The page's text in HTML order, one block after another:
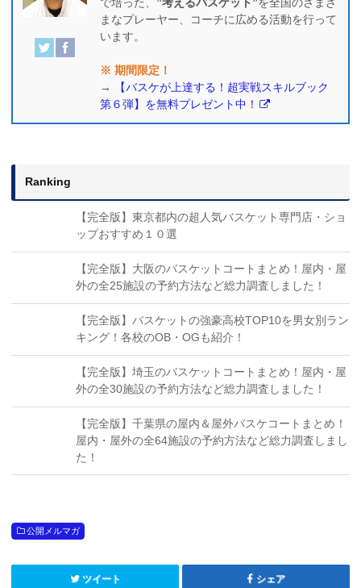
まなプレーヤー、コーチに広める活動を行って
います。
※ 期間限定！
→
【バスケが上達する！超実戦スキルブック
第６弾】を無料プレゼント中！
Ranking
【完全版】東京都内の超人気バスケット専門店・ショ
ップおすすめ１０選
【完全版】大阪のバスケットコートまとめ！屋内・屋
外の全25施設の予約方法など総力調査しました！
【完全版】バスケットの強豪高校TOP10を男女別ラン
キング！各校のOB・OGも紹介！
【完全版】埼玉のバスケットコートまとめ！屋内・屋
外の全30施設の予約方法など総力調査しました！
【完全版】千葉県の屋内＆屋外バスケコートまとめ！
屋内・屋外の全64施設の予約方法など総力調査しまし
た！
公開メルマガ
ツイート シェア